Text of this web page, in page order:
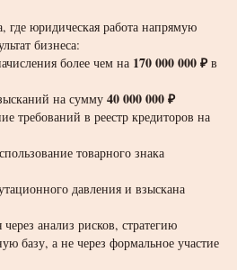
где юридическая работа напрямую
бизнеса:
более чем на 170 000 000 ₽в
на сумму 40 000 000 ₽
требований в реестр кредиторов на
товарного знака
давления и взыскана
анализ рисков, стратегию
базу, а не через формальное участие